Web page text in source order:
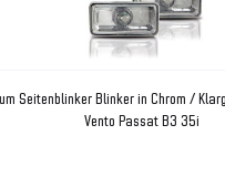
Seitenblinker Blinker in Chrom /
Vento Passat B3 35i